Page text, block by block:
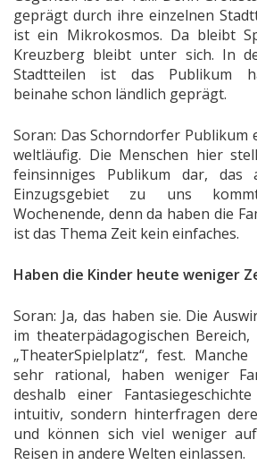
geprägt durch ihre einzelnen
ist ein Mikrokosmos. Da bleibt
Kreuzberg bleibt unter sich. In
Stadtteilen ist das Publikum
beinahe schon ländlich geprägt.
Soran: Das Schorndorfer Publikum
weltläufig. Die Menschen hier
feinsinniges Publikum dar, das
Einzugsgebiet zu uns
Wochenende, denn da haben die
ist das Thema Zeit kein einfaches.
Haben die Kinder heute weniger
Soran: Ja, das haben sie. Die
im theaterpädagogischen
„TheaterSpielplatz“, fest.
sehr rational, haben weniger
deshalb einer
intuitiv, sondern hinterfragen
und können sich viel weniger
Reisen in andere Welten einlassen.